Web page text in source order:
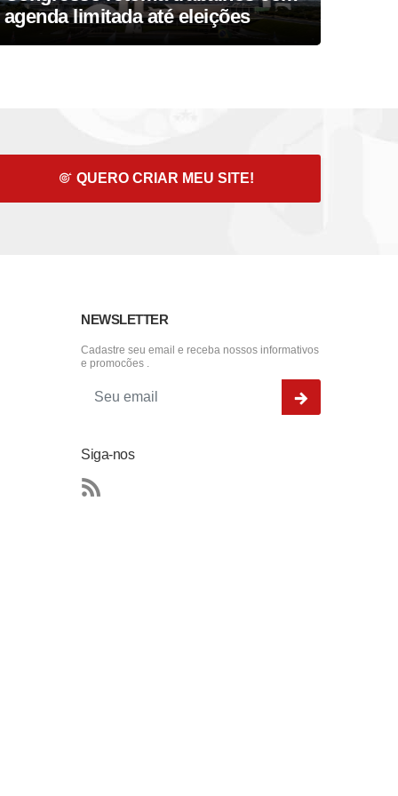
agenda limitada até eleições
QUERO CRIAR MEU SITE!
NEWSLETTER
Cadastre seu email e receba nossos informativos
e promocões .
Siga-nos